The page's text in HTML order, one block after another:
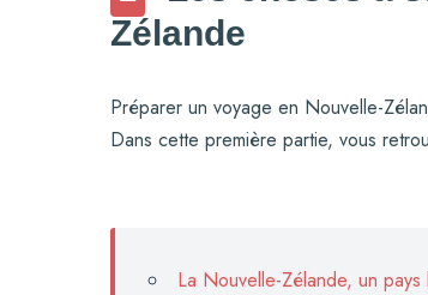
Zélande
Préparer un voyage en Nouvelle-
Dans cette première partie, vous
La Nouvelle-Zélande, un pays